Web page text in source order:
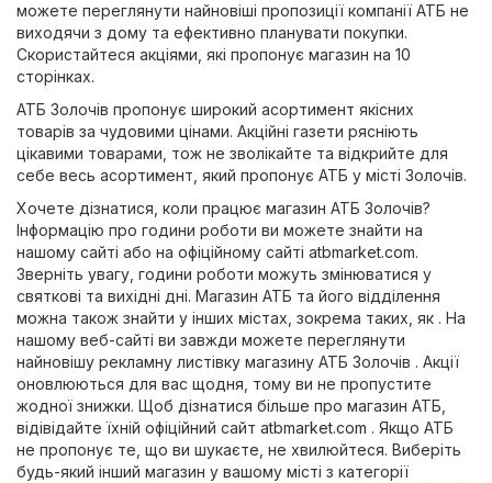
можете переглянути найновіші пропозиції компанії АТБ не
виходячи з дому та ефективно планувати покупки.
Скористайтеся акціями, які пропонує магазин на 10
сторінках.
АТБ Золочів пропонує широкий асортимент якісних
товарів за чудовими цінами. Акційні газети рясніють
цікавими товарами, тож не зволікайте та відкрийте для
себе весь асортимент, який пропонує АТБ у місті Золочів.
Хочете дізнатися, коли працює магазин АТБ Золочів?
Інформацію про години роботи ви можете знайти на
нашому сайті або на офіційному сайті atbmarket.com.
Зверніть увагу, години роботи можуть змінюватися у
святкові та вихідні дні. Магазин АТБ та його відділення
можна також знайти у інших містах, зокрема таких, як . На
нашому веб-сайті ви завжди можете переглянути
найновішу рекламну листівку магазину АТБ Золочів . Акції
оновлюються для вас щодня, тому ви не пропустите
жодної знижки. Щоб дізнатися більше про магазин АТБ,
відівідайте їхній офіційний сайт atbmarket.com . Якщо АТБ
не пропонує те, що ви шукаєте, не хвилюйтеся. Виберіть
будь-який інший магазин у вашому місті з категорії